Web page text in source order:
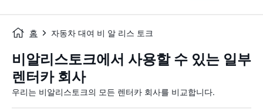
홈 자동차 대여 비 알 리스 토크
비알리스토크에서 사용할 수 있는 일부
렌터카 회사
우리는 비알리스토크의 모든 렌터카 회사를 비교합니다.